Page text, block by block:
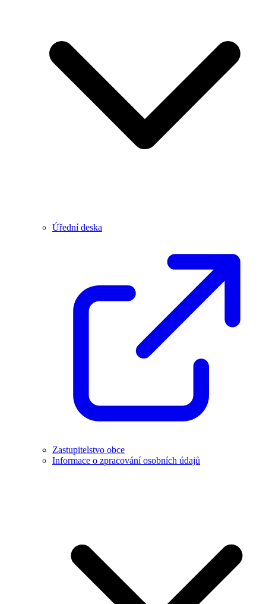
Úřední deska
Zastupitelstvo obce
Informace o zpracování osobních údajů